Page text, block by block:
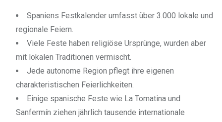
Spaniens Festkalender umfasst über 3.000 lokale und
regionale Feiern.
Viele Feste haben religiöse Ursprünge, wurden aber
mit lokalen Traditionen vermischt.
Jede autonome Region pflegt ihre eigenen
charakteristischen Feierlichkeiten.
Einige spanische Feste wie La Tomatina und
Sanfermín ziehen jährlich tausende internationale